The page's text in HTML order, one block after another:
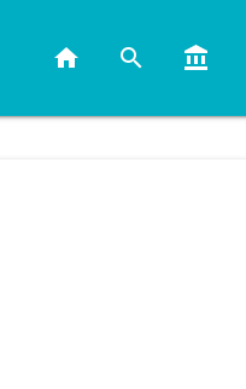
home search account_balance